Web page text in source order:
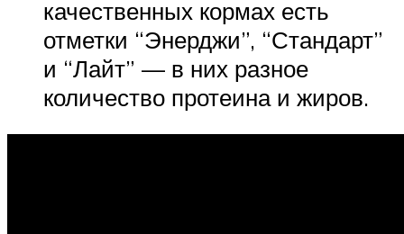
качественных кормах есть
отметки “Энерджи”, “Стандарт”
и “Лайт” — в них разное
количество протеина и жиров.